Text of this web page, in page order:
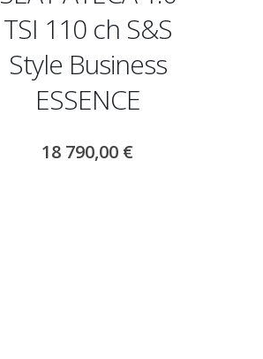
TSI 110 ch S&S
Style Business
ESSENCE
18 790,00 €